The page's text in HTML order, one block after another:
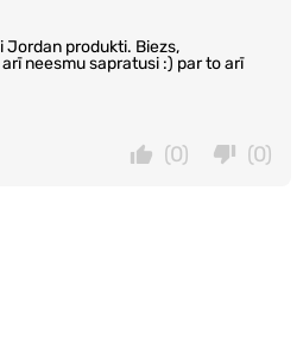
Jordan produkti. Biezs,
neesmu sapratusi :) par to arī
(0)
(0)